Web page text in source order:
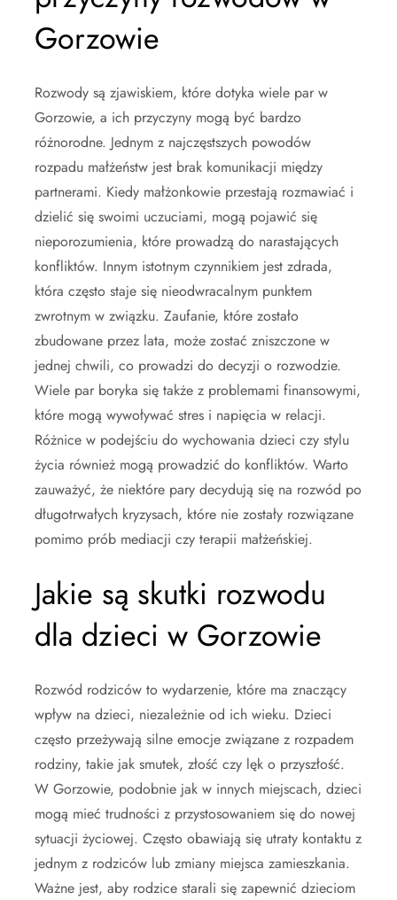
Gorzowie
Rozwody są zjawiskiem, które dotyka wiele par w
Gorzowie, a ich przyczyny mogą być bardzo
różnorodne. Jednym z najczęstszych powodów
rozpadu małżeństw jest brak komunikacji między
partnerami. Kiedy małżonkowie przestają rozmawiać i
dzielić się swoimi uczuciami, mogą pojawić się
nieporozumienia, które prowadzą do narastających
konfliktów. Innym istotnym czynnikiem jest zdrada,
która często staje się nieodwracalnym punktem
zwrotnym w związku. Zaufanie, które zostało
zbudowane przez lata, może zostać zniszczone w
jednej chwili, co prowadzi do decyzji o rozwodzie.
Wiele par boryka się także z problemami finansowymi,
które mogą wywoływać stres i napięcia w relacji.
Różnice w podejściu do wychowania dzieci czy stylu
życia również mogą prowadzić do konfliktów. Warto
zauważyć, że niektóre pary decydują się na rozwód po
długotrwałych kryzysach, które nie zostały rozwiązane
pomimo prób mediacji czy terapii małżeńskiej.
Jakie są skutki rozwodu
dla dzieci w Gorzowie
Rozwód rodziców to wydarzenie, które ma znaczący
wpływ na dzieci, niezależnie od ich wieku. Dzieci
często przeżywają silne emocje związane z rozpadem
rodziny, takie jak smutek, złość czy lęk o przyszłość.
W Gorzowie, podobnie jak w innych miejscach, dzieci
mogą mieć trudności z przystosowaniem się do nowej
sytuacji życiowej. Często obawiają się utraty kontaktu z
jednym z rodziców lub zmiany miejsca zamieszkania.
Ważne jest, aby rodzice starali się zapewnić dzieciom